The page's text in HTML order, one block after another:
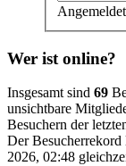
Wer ist online?
Insgesamt sind 69
unsichtbare
Besuchern der
Der Besucherrekord
2026, 02:48